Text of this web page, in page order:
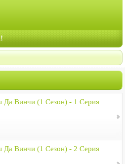
Да Винчи (1 Сезон) - 1 Серия
Да Винчи (1 Сезон) - 2 Серия